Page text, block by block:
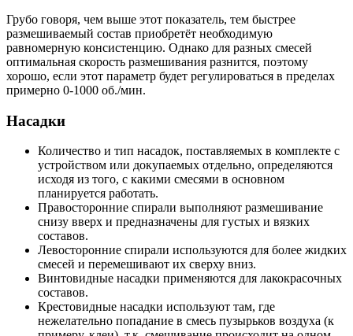
Грубо говоря, чем выше этот показатель, тем быстрее
размешиваемый состав приобретёт необходимую
равномерную консистенцию. Однако для разных смесей
оптимальная скорость размешивания разнится, поэтому
хорошо, если этот параметр будет регулироваться в пределах
примерно 0-1000 об./мин.
Насадки
Количество и тип насадок, поставляемых в комплекте с
устройством или докупаемых отдельно, определяются
исходя из того, с какими смесями в основном
планируется работать.
Правосторонние спирали выполняют размешивание
снизу вверх и предназначены для густых и вязких
составов.
Левосторонние спирали используются для более жидких
смесей и перемешивают их сверху вниз.
Винтовидные насадки применяются для лакокрасочных
составов.
Крестовидные насадки используют там, где
нежелательно попадание в смесь пузырьков воздуха (к